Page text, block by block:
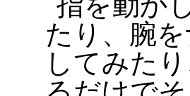
たり、腕
してみた